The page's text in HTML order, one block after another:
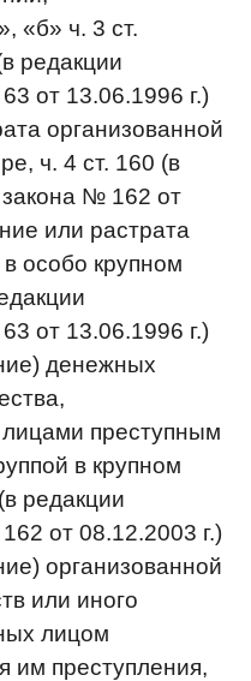
«б» ч. 3 ст.
редакции
от 13.06.1996 г.)
организованной
ч. 4 ст. 160 (в
№ 162 от
или растрата
особо крупном
от 13.06.1996 г.)
денежных
преступным
в крупном
редакции
от 08.12.2003 г.)
организованной
или иного
лицом
им преступления,